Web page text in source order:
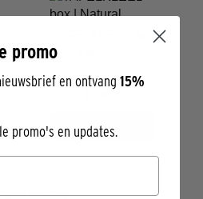
TAFELKLEED box
In Winkelwagen
promo
en ontvang 15%
promo's en updates.